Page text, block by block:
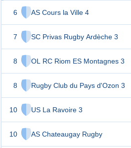
6 AS Cours la Ville 4
7 SC Privas Rugby Ardèche 3
8 OL RC Riom ES Montagnes 3
8 Rugby Club du Pays d'Ozon 3
10 US La Ravoire 3
10 AS Chateaugay Rugby